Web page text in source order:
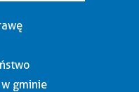
gminie